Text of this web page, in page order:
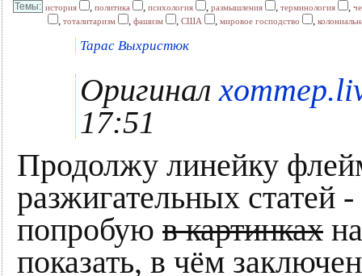
история , политика , психология , размышления , терминология ,
, тоталитаризм , фашизм , США , мировое господство ,
Тарас Выхристюк
Оригинал
17:51
Продолжу линейку
разжигательных статей -
попробую в картинках
показать, в чём